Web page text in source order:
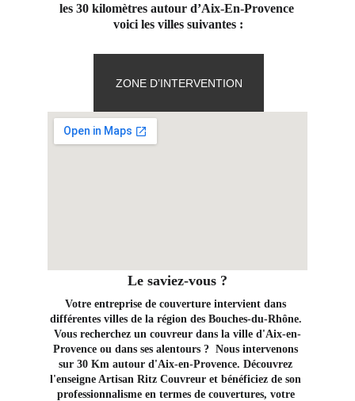
les 30 kilomètres autour d’Aix-En-Provence
voici les villes suivantes :
ZONE D’INTERVENTION
Le saviez-vous ?
Votre entreprise de couverture intervient dans
différentes villes de la région des Bouches-du-Rhône.
Vous recherchez un couvreur dans la ville d'Aix-en-
Provence ou dans ses alentours ?  Nous intervenons
sur 30 Km autour d'Aix-en-Provence. Découvrez
l'enseigne Artisan Ritz Couvreur et bénéficiez de son
professionnalisme en termes de couvertures, votre